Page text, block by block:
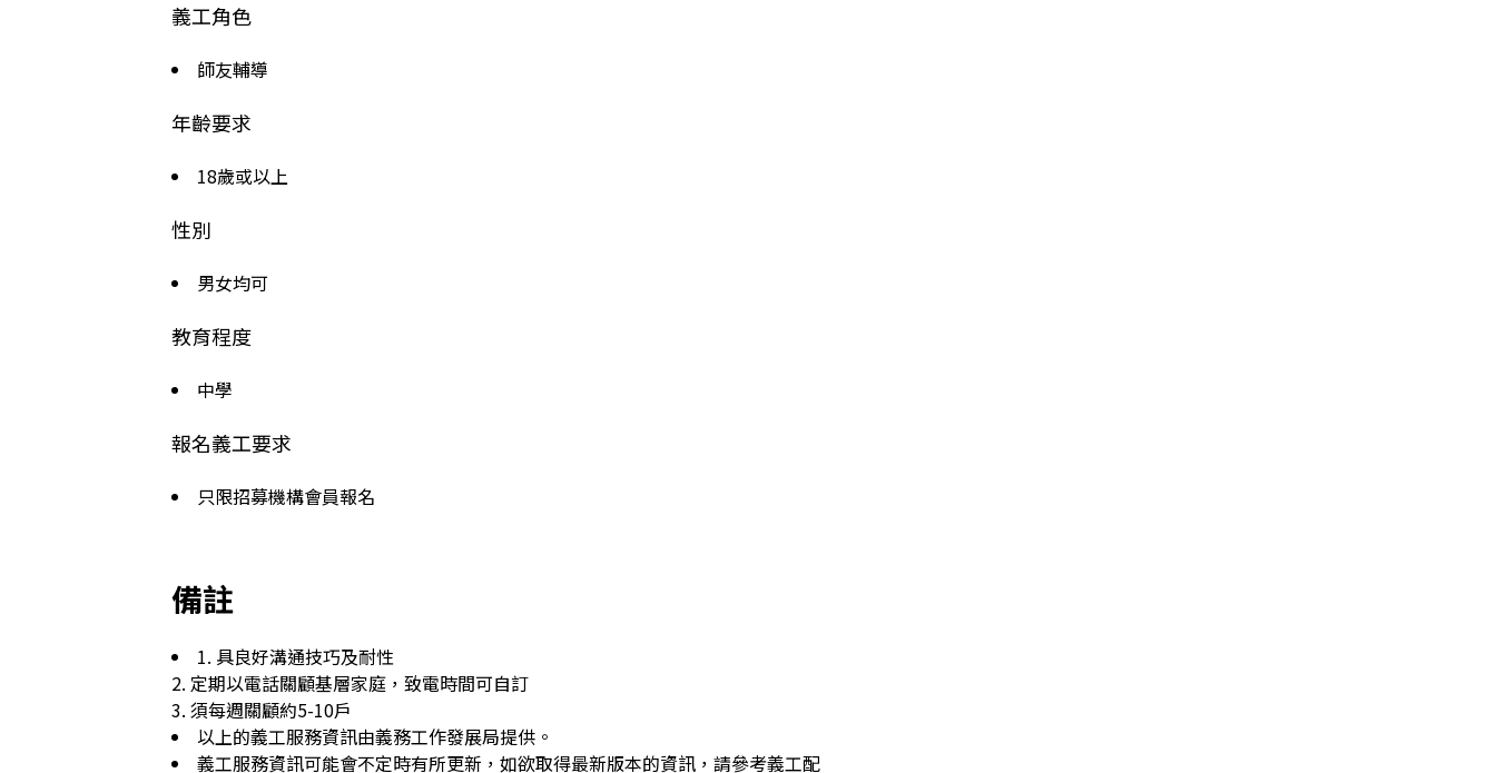
義工角色
師友輔導
年齡要求
18歲或以上
性別
男女均可
教育程度
中學
報名義工要求
只限招募機構會員報名
備註
1. 具良好溝通技巧及耐性
2. 定期以電話關顧基層家庭，致電時間可自訂
以上的義工服務資訊由義務工作發展局提供。
義工服務資訊可能會不定時有所更新，如欲取得最新版本的資訊，請參考義工配